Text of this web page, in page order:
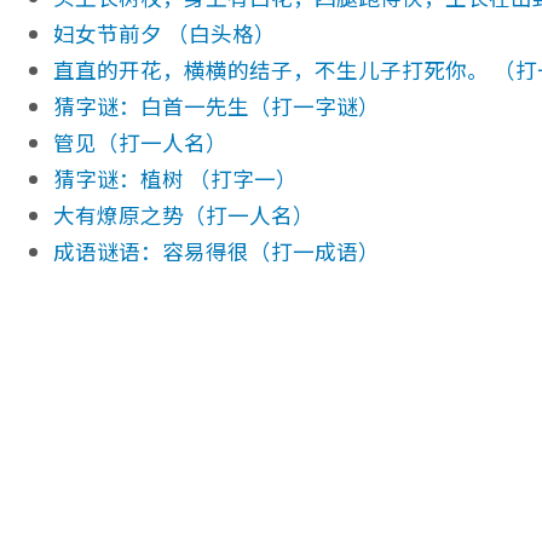
妇女节前夕 （白头格）
直直的开花，横横的结子，不生儿子打死你。 （
猜字谜：白首一先生（打一字谜）
管见（打一人名）
猜字谜：植树 （打字一）
大有燎原之势（打一人名）
成语谜语：容易得很（打一成语）